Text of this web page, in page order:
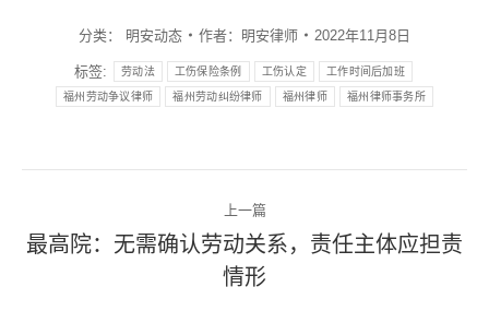
分类： 明安动态 作者： 明安律师 2022年11月8日
标签: 劳动法 工伤保险条例 工伤认定 工作时间后加班
福州劳动争议律师 福州劳动纠纷律师 福州律师 福州律师事务所
章
上一篇
上
一
最高院：无需确认劳动关系，责任主体应担责
情形